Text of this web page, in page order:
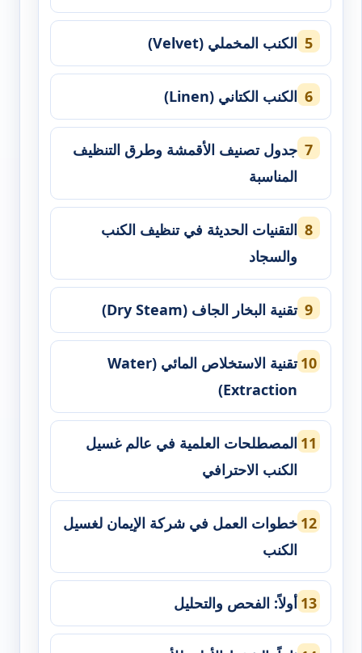
الكنب المخملي (Velvet)
الكنب الكتاني (Linen)
جدول تصنيف الأقمشة وطرق التنظيف
المناسبة
التقنيات الحديثة في تنظيف الكنب
والسجاد
تقنية البخار الجاف (Dry Steam)
تقنية الاستخلاص المائي (Water
Extraction)
المصطلحات العلمية في عالم غسيل
الكنب الاحترافي
خطوات العمل في شركة الإيمان لغسيل
الكنب
أولاً: الفحص والتحليل